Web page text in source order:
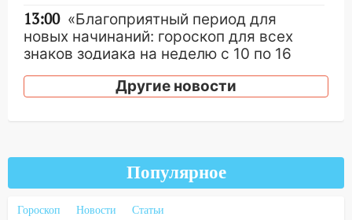
13:00 «Благоприятный период для
новых начинаний: гороскоп для всех
знаков зодиака на неделю с 10 по 16
августа
13:00 На проспекте Тюленева в
12:11 Где есть бензин в Ульяновске 9
августа: список АЗС
Другие новости
Популярное
Гороскоп Новости Статьи